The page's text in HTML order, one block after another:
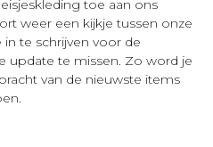
toe aan ons
weer een kijkje tussen onze
te schrijven voor de
update te missen. Zo word je
van de nieuwste items